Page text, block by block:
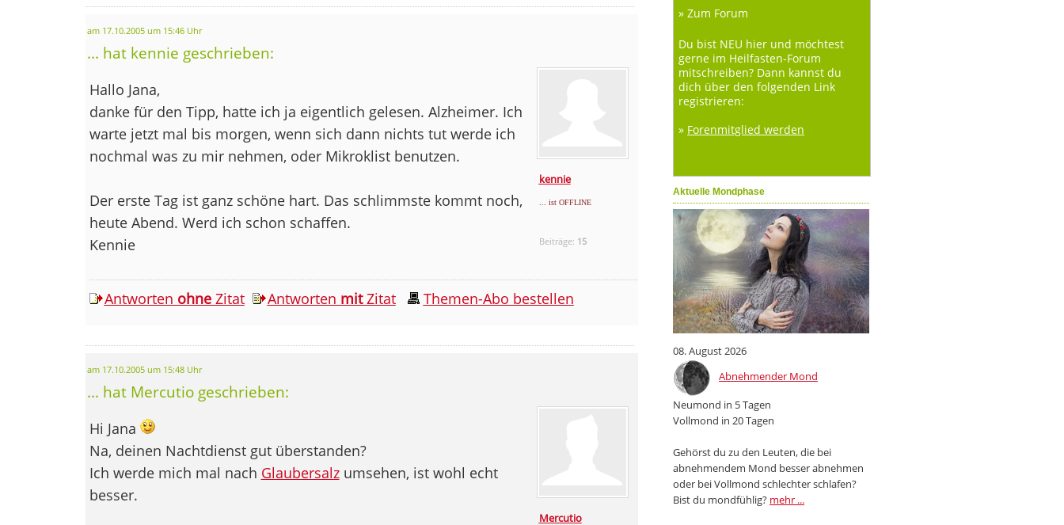
» Zum Forum
Du bist NEU hier und möchtest
gerne im Heilfasten-Forum
mitschreiben? Dann kannst du
dich über den folgenden Link
registrieren:
» Forenmitglied werden
Aktuelle Mondphase
08. August 2026
Abnehmender Mond
Neumond in 5 Tagen
Vollmond in 20 Tagen
Gehörst du zu den Leuten, die bei
abnehmendem Mond besser abnehmen
oder bei Vollmond schlechter schlafen?
Bist du mondfühlig? mehr ...
am 17.10.2005 um 15:46 Uhr
... hat kennie geschrieben:
kennie
... ist OFFLINE
Beiträge: 15
Hallo Jana,
danke für den Tipp, hatte ich ja eigentlich gelesen. Alzheimer. Ich
warte jetzt mal bis morgen, wenn sich dann nichts tut werde ich
nochmal was zu mir nehmen, oder Mikroklist benutzen.
Der erste Tag ist ganz schöne hart. Das schlimmste kommt noch,
heute Abend. Werd ich schon schaffen.
Kennie
Antworten ohneZitat Antworten mitZitat Themen-Abo bestellen
am 17.10.2005 um 15:48 Uhr
... hat Mercutio geschrieben:
Mercutio
Hi Jana
Na, deinen Nachtdienst gut überstanden?
Ich werde mich mal nach Glaubersalzumsehen, ist wohl echt
besser.